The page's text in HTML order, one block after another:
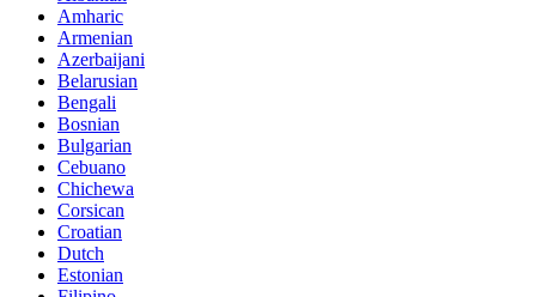
Amharic
Armenian
Azerbaijani
Belarusian
Bengali
Bosnian
Bulgarian
Cebuano
Chichewa
Corsican
Croatian
Dutch
Estonian